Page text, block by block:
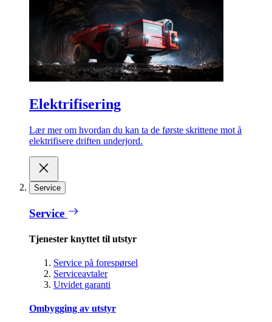
Elektrifisering
Lær mer om hvordan du kan ta de første skrittene mot å
elektrifisere driften underjord.
Service
Service
Tjenester knyttet til utstyr
Service på forespørsel
Serviceavtaler
Utvidet garanti
Ombygging av utstyr